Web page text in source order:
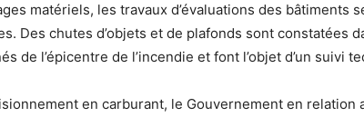
matériels, les travaux d’évaluations des bâtiments
Des chutes d’objets et de plafonds sont constatées
de l’épicentre de l’incendie et font l’objet d’un suivi
en carburant, le Gouvernement en relation